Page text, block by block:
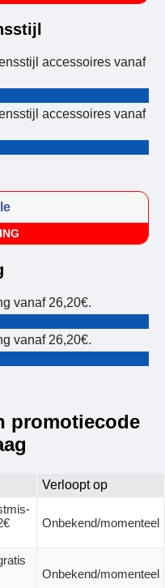
accessoires vanaf
accessoires vanaf
vanaf 26,20€.
vanaf 26,20€.
promotiecode
Verloopt op
Onbekend/momenteel
Onbekend/momenteel